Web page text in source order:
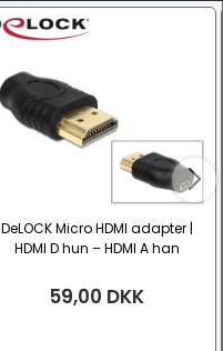
DeLOCK Micro HDMI adapter |
HDMI D hun – HDMI A han
59,00 DKK